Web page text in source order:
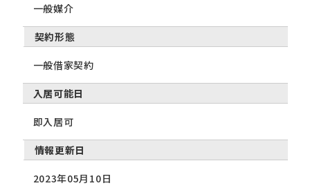
一般媒介
契約形態
一般借家契約
入居可能日
即入居可
情報更新日
2023年05月10日